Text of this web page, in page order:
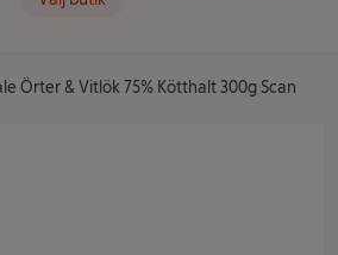
Örter & Vitlök 75% Kötthalt 300g Scan